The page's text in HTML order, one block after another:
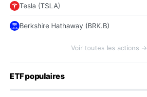
Tesla (TSLA)
Berkshire Hathaway (BRK.B)
Voir toutes les actions →
ETF populaires